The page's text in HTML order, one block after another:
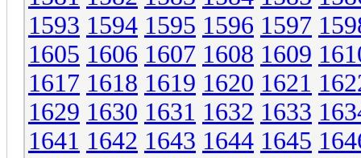
1593 1594 1595 1596 1597
1605 1606 1607 1608 1609
1617 1618 1619 1620 1621
1629 1630 1631 1632 1633
1641 1642 1643 1644 1645